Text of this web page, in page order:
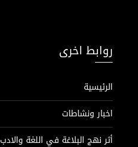
روابط اخرى
الرئيسية
اخبار ونشاطات
أثر نهج البلاغة في اللغة والادب